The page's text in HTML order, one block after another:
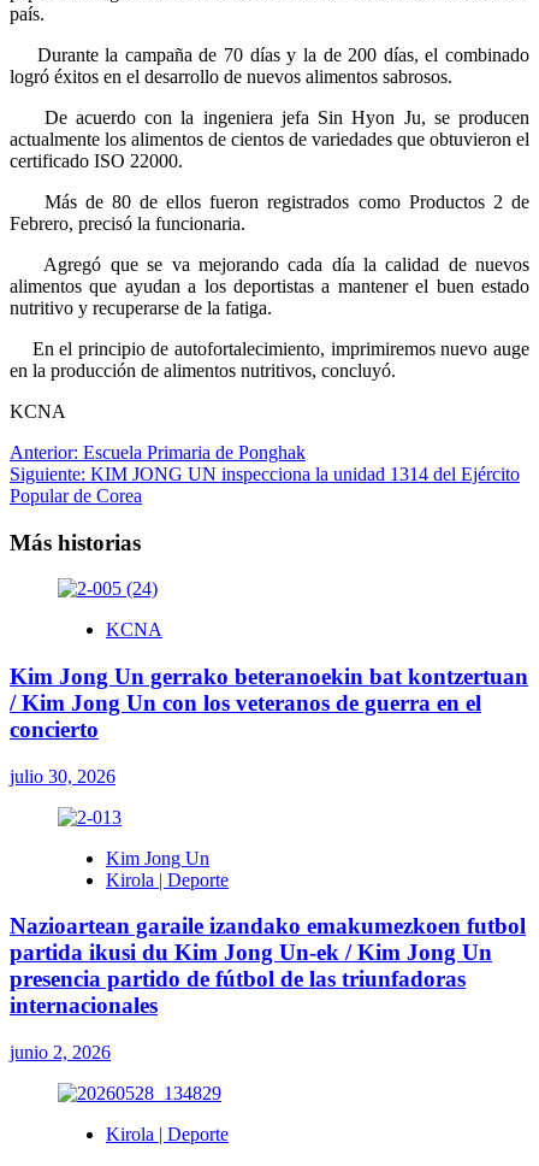
país.
Durante la campaña de 70 días y la de 200 días, el combinado
logró éxitos en el desarrollo de nuevos alimentos sabrosos.
De acuerdo con la ingeniera jefa Sin Hyon Ju, se producen
actualmente los alimentos de cientos de variedades que obtuvieron el
certificado ISO 22000.
Más de 80 de ellos fueron registrados como Productos 2 de
Febrero, precisó la funcionaria.
Agregó que se va mejorando cada día la calidad de nuevos
alimentos que ayudan a los deportistas a mantener el buen estado
nutritivo y recuperarse de la fatiga.
En el principio de autofortalecimiento, imprimiremos nuevo auge
en la producción de alimentos nutritivos, concluyó.
KCNA
Navegación
de
Anterior: Escuela Primaria de Ponghak
Siguiente: KIM JONG UN inspecciona la unidad 1314 del Ejército
Popular de Corea
Más historias
KCNA
Kim Jong Un gerrako beteranoekin bat kontzertuan
/ Kim Jong Un con los veteranos de guerra en el
concierto
julio 30, 2026
Kim Jong Un
Kirola | Deporte
Nazioartean garaile izandako emakumezkoen futbol
partida ikusi du Kim Jong Un-ek / Kim Jong Un
presencia partido de fútbol de las triunfadoras
internacionales
junio 2, 2026
Kirola | Deporte